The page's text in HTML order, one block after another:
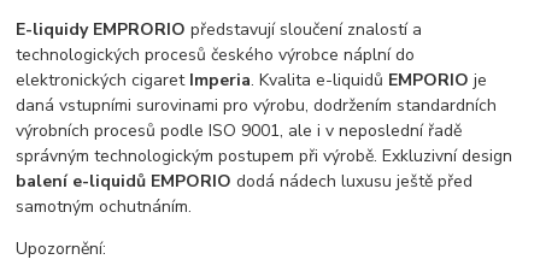
E-liquidy EMPRORIO představují sloučení znalostí a
technologických procesů českého výrobce náplní do
elektronických cigaret Imperia. Kvalita e-liquidů EMPORIOje
daná vstupními surovinami pro výrobu, dodržením standardních
výrobních procesů podle ISO 9001, ale i v neposlední řadě
správným technologickým postupem při výrobě. Exkluzivní design
balení e-liquidů EMPORIO dodá nádech luxusu ještě před
samotným ochutnáním.
Upozornění: